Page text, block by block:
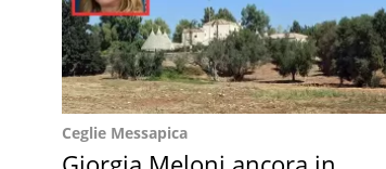
Ceglie Messapica